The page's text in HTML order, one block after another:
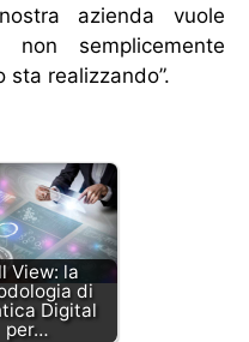
azienda vuole
semplicemente
sta realizzando”.
View: la
di
Digital
per…